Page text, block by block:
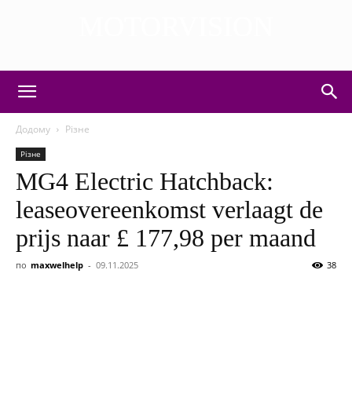
Додому Різне
Різне
MG4 Electric Hatchback:
leaseovereenkomst verlaagt de
prijs naar £ 177,98 per maand
по maxwelhelp - 09.11.2025 38